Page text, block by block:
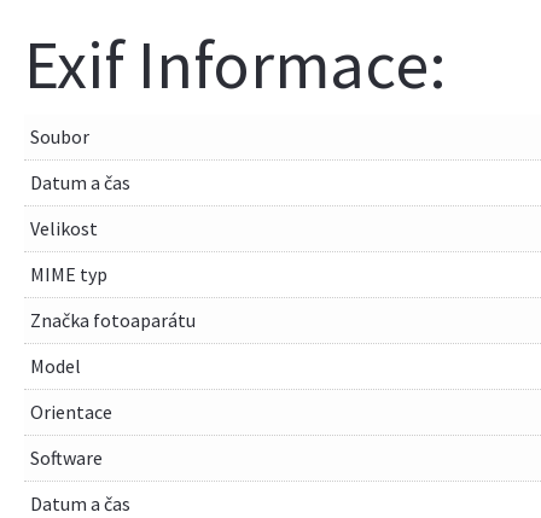
Exif Informace:
Soubor
Datum a čas
Velikost
MIME typ
Značka fotoaparátu
Model
Orientace
Software
Datum a čas